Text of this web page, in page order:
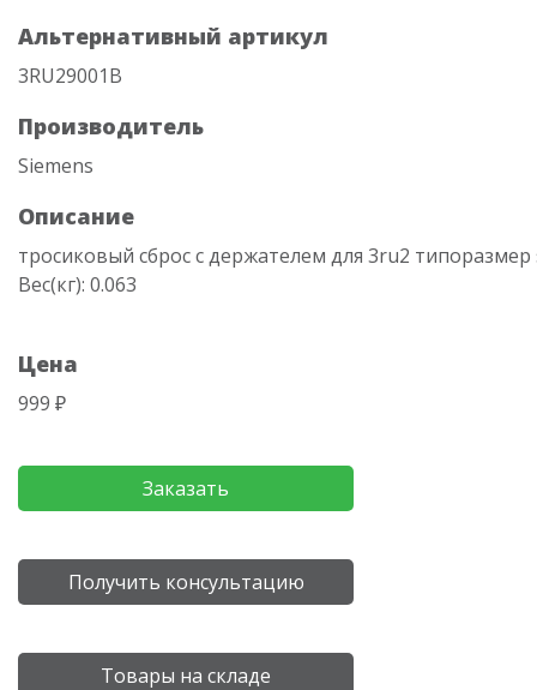
Альтернативный артикул
3RU29001B
Производитель
Siemens
Описание
тросиковый сброс с держателем для 3ru2 типоразмер
Вес(кг): 0.063
Цена
999 ₽
Заказать
Получить консультацию
Товары на складе